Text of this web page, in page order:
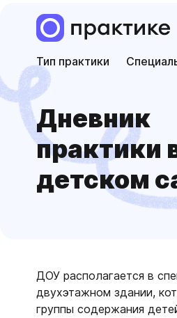
Тип практики
Дневник
практики
детском
ДОУ располагается в
двухэтажном здании,
группы содержания